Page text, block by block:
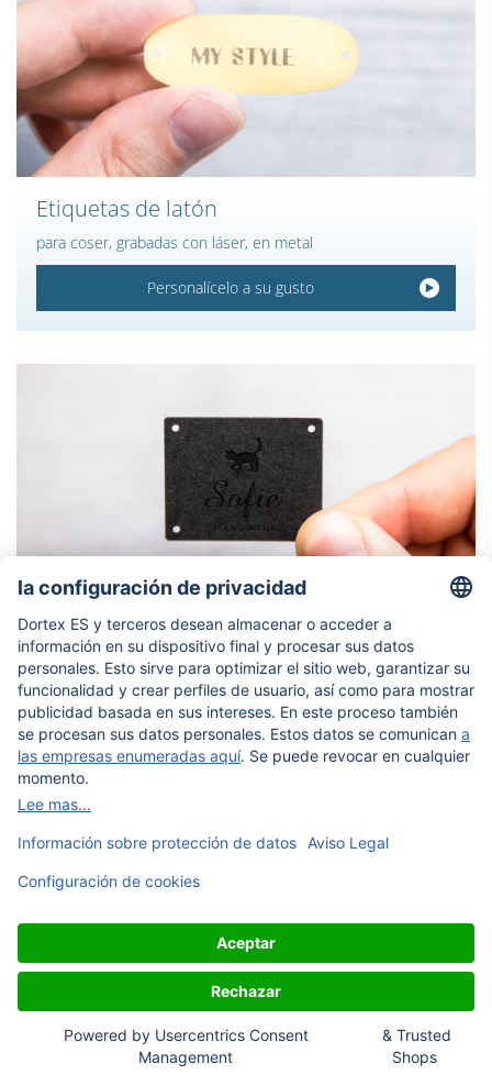
Etiquetas de latón
para coser, grabadas con láser, en metal
Personalícelo a su gusto
Etiquetas FloraPap®, negras
grabadas con láser
Personalícelo a su gusto
Etiquetas de cuero sintético, color